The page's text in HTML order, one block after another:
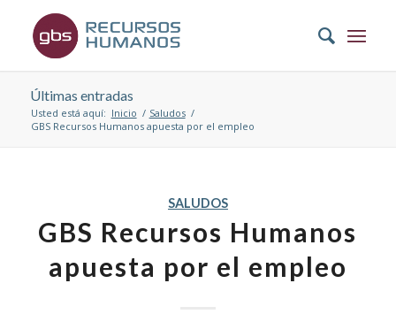
Últimas entradas
Usted está aquí: Inicio / Saludos /
GBS Recursos Humanos apuesta por el empleo
SALUDOS
GBS Recursos Humanos
apuesta por el empleo